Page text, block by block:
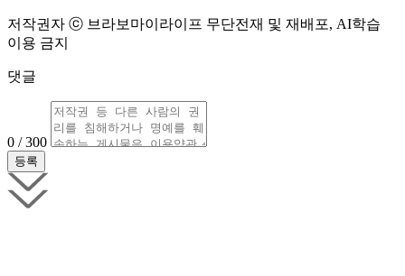
저작권자 ⓒ 브라보마이라이프 무단전재 및 재배포, AI학습
이용 금지
댓글
0 / 300